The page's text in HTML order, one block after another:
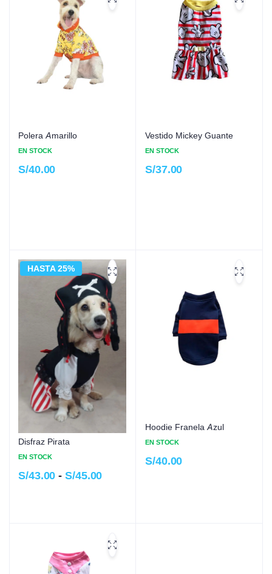
Polera Amarillo
EN STOCK
S/40.00
Vestido Mickey Guante
EN STOCK
S/37.00
22%
Disfraz Pirata
EN STOCK
S/43.00 - S/45.00
HASTA 25%
Hoodie Franela Azul
EN STOCK
S/40.00